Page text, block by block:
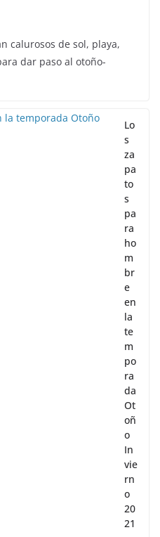
calurosos de sol, playa,
dar paso al otoño-
Lo
s
za
pa
to
s
pa
ra
ho
m
br
e
en
la
te
m
po
ra
da
Ot
oñ
o
In
vie
rn
o
20
21